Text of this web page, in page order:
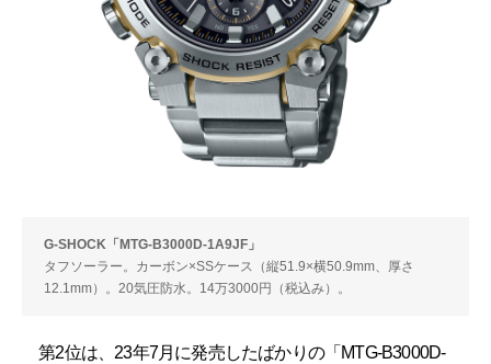
G-SHOCK「MTG-B3000D-1A9JF」
タフソーラー。カーボン×SSケース（縦51.9×横50.9mm、厚さ
12.1mm）。20気圧防水。14万3000円（税込み）。
第2位は、23年7月に発売したばかりの「MTG-B3000D-